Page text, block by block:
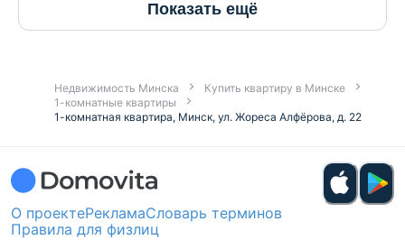
Показать ещё
Недвижимость Минска
Купить квартиру в Минске
1-комнатные квартиры
1-комнатная квартира, Минск, ул. Жореса Алфёрова, д. 22
О проектеРекламаСловарь терминов
Правила для физлиц